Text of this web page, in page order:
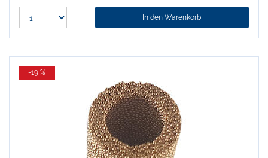
In den Warenkorb
-19 %